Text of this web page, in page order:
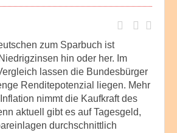
zum Sparbuch ist
hin oder her. Im
lassen die Bundesbürger
Renditepotenzial liegen. Mehr
nimmt die Kaufkraft des
aktuell gibt es auf Tagesgeld,
durchschnittlich